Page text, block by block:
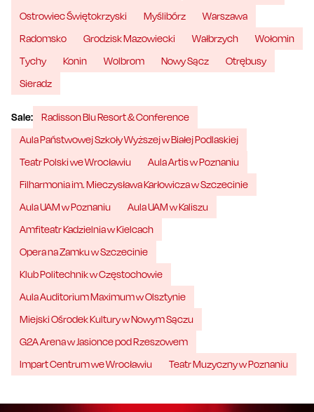
Ostrowiec Świętokrzyski
Myślibórz
Warszawa
Radomsko
Grodzisk Mazowiecki Wałbrzych
Wołomin
Tychy
Konin Wolbrom Nowy Sącz
Otrębusy
Sieradz
Sale:
Radisson Blu Resort & Conference
Aula Państwowej Szkoły Wyższej w Białej Podlaskiej
Teatr Polski we Wrocławiu
Aula Artis w Poznaniu
Filharmonia im. Mieczysława Karłowicza w Szczecinie
Aula UAM w Poznaniu
Aula UAM w Kaliszu
Amfiteatr Kadzielnia w Kielcach
Opera na Zamku w Szczecinie
Klub Politechnik w Częstochowie
Aula Auditorium Maximum w Olsztynie
Miejski Ośrodek Kultury w Nowym Sączu
G2A Arena w Jasionce pod Rzeszowem
Impart Centrum we Wrocławiu
Teatr Muzyczny w Poznaniu